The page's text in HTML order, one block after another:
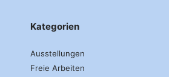
Kategorien
Ausstellungen
Freie Arbeiten